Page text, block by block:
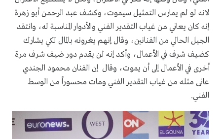
لانه لو لم يمارس التمثيل سيموت، وكشف عبد الرحمن أبو زهرة
إنه كان يعاني من غياب التقدير الفني والأدوار المناسبة له، وانتقد
الجيل الحالي من الفنانين، وقال إنهم يغرونه بالمال لكي يشارك
كضيف شرف في الأعمال، وأكد إنه لن يقدم دور ضيف شرف مرة
أخرى في الأعمال إلى أن يموت، وقال إن الفنان محمود الجندي
عانى مثله من غياب التقدير الفني ومات محسوراً من الوسط
الفني.